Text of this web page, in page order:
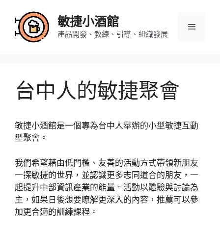
敏捷小酒館
產品開發、教練、引導、組織發展
選
台中人的敏捷聚會
敏捷小酒館是一個專為台中人舉辦的小型敏捷互動
型聚會。
我們希望藉由低門檻、友善的活動方式帶領新朋友
一探敏捷的世界，並認識更多志同道合的朋友，一
起提升中部資訊產業的能量。活動以體驗與討論為
主，如果日後想要瞭解更深入的內容，推薦可以參
加更合適的訓練課程。